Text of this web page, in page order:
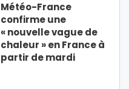
Météo-France
confirme une
« nouvelle vague de
chaleur » en France à
partir de mardi